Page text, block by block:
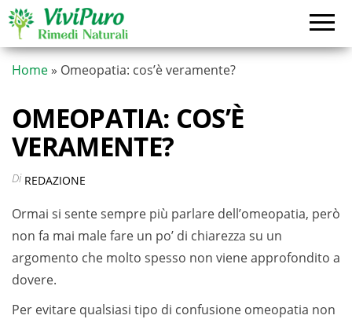
Vai
contenuto
Home » Omeopatia: cos’è veramente?
OMEOPATIA: COS’È
VERAMENTE?
Di REDAZIONE
Ormai si sente sempre più parlare dell’omeopatia, però
non fa mai male fare un po’ di chiarezza su un
argomento che molto spesso non viene approfondito a
dovere.
Per evitare qualsiasi tipo di confusione omeopatia non